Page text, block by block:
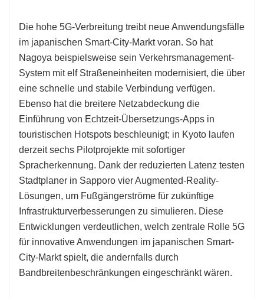
Die hohe 5G-Verbreitung treibt neue Anwendungsfälle
im japanischen Smart-City-Markt voran. So hat
Nagoya beispielsweise sein Verkehrsmanagement-
System mit elf Straßeneinheiten modernisiert, die über
eine schnelle und stabile Verbindung verfügen.
Ebenso hat die breitere Netzabdeckung die
Einführung von Echtzeit-Übersetzungs-Apps in
touristischen Hotspots beschleunigt; in Kyoto laufen
derzeit sechs Pilotprojekte mit sofortiger
Spracherkennung. Dank der reduzierten Latenz testen
Stadtplaner in Sapporo vier Augmented-Reality-
Lösungen, um Fußgängerströme für zukünftige
Infrastrukturverbesserungen zu simulieren. Diese
Entwicklungen verdeutlichen, welch zentrale Rolle 5G
für innovative Anwendungen im japanischen Smart-
City-Markt spielt, die andernfalls durch
Bandbreitenbeschränkungen eingeschränkt wären.